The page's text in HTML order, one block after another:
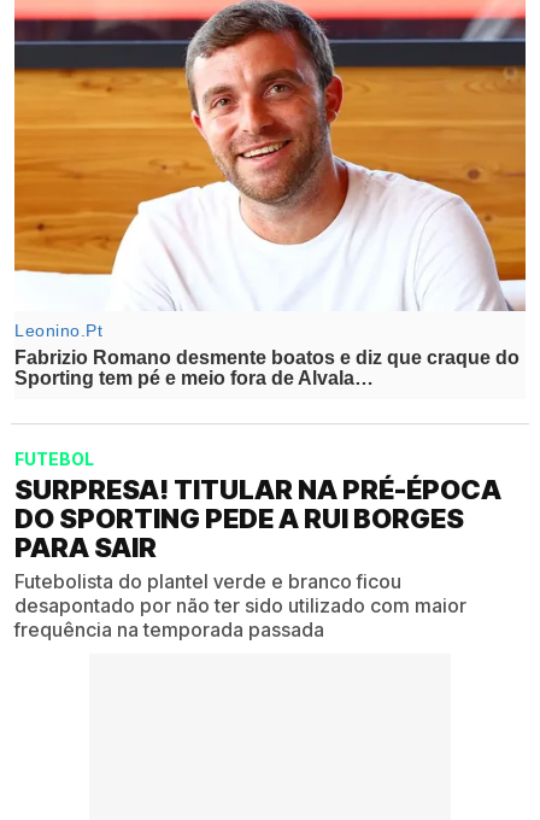
FUTEBOL
SURPRESA! TITULAR NA PRÉ-ÉPOCA
DO SPORTING PEDE A RUI BORGES
PARA SAIR
Futebolista do plantel verde e branco ficou
desapontado por não ter sido utilizado com maior
frequência na temporada passada